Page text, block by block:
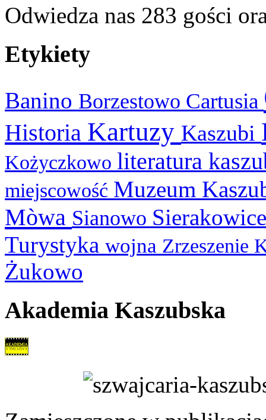
Odwiedza nas 283 gości
Etykiety
Banino Borzestowo Cartusia
Historia Kartuzy Kaszubi
Kożyczkowo literatura
miejscowość Muzeum
Mòwa Sianowo
Turystyka wojna Zrzeszenie
Żukowo
Akademia Kaszubska